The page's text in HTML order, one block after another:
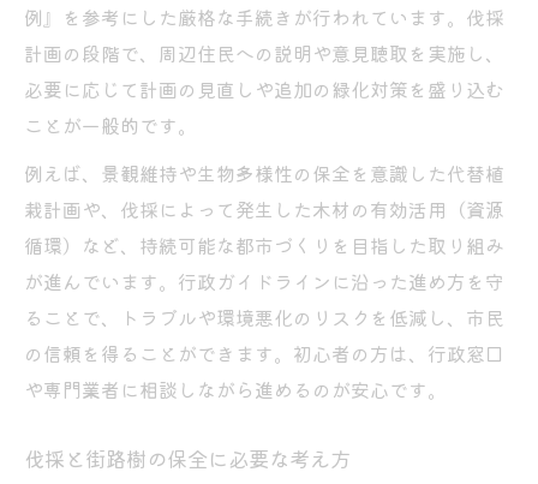
例』を参考にした厳格な手続きが行われています。伐採
計画の段階で、周辺住民への説明や意見聴取を実施し、
必要に応じて計画の見直しや追加の緑化対策を盛り込む
ことが一般的です。
例えば、景観維持や生物多様性の保全を意識した代替植
栽計画や、伐採によって発生した木材の有効活用（資源
循環）など、持続可能な都市づくりを目指した取り組み
が進んでいます。行政ガイドラインに沿った進め方を守
ることで、トラブルや環境悪化のリスクを低減し、市民
の信頼を得ることができます。初心者の方は、行政窓口
や専門業者に相談しながら進めるのが安心です。
伐採と街路樹の保全に必要な考え方